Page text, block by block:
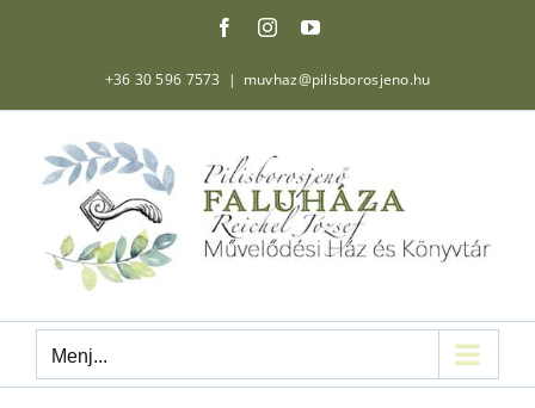
FacebookInstagramYouTube
+36 30 596 7573 | muvhaz@pilisborosjeno.hu
Menj...